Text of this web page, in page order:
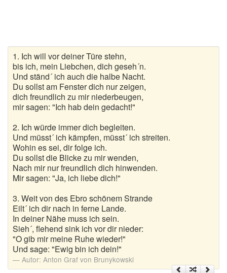
Romantische Lieder
Schlaflieder
Schöne Lieder
Sommerlieder
Trauerlieder
Trinklieder
Volkslieder
Wanderlieder
Weihnachtslieder
Winterlieder
Zufallslied
1. Ich will vor deiner Türe stehn,
bis ich, mein Liebchen, dich geseh´n.
Und ständ´ ich auch die halbe Nacht.
Du sollst am Fenster dich nur zeigen,
dich freundlich zu mir niederbeugen,
mir sagen: "Ich hab dein gedacht!"
2. Ich würde immer dich begleiten.
Und müsst´ ich kämpfen, müsst´ ich streiten.
Wohin es sei, dir folge ich.
Du sollst die Blicke zu mir wenden,
Nach mir nur freundlich dich hinwenden.
Mir sagen: "Ja, ich liebe dich!"
3. Weit von des Ebro schönem Strande
Eilt´ ich dir nach in ferne Lande.
In deiner Nähe muss ich sein.
Sieh´, flehend sink ich vor dir nieder:
"O gib mir meine Ruhe wieder!"
Und sage: "Ewig bin ich dein!"
Autor: Anton Graf von Brunykowski